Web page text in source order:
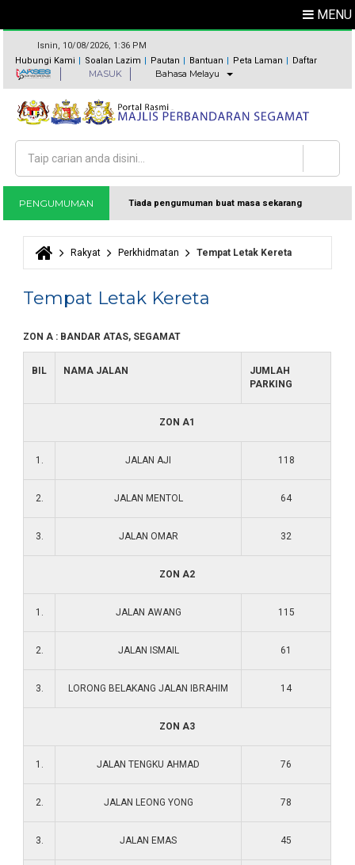
MENU
Isnin, 10/08/2026, 1:36 PM
Hubungi Kami
Soalan Lazim Pautan Bantuan Peta Laman Daftar
MASUK Bahasa Melayu
Borang carian
Carian
PENGUMUMAN Tiada pengumuman buat masa sekarang
Anda di sini
Rakyat Perkhidmatan Tempat Letak Kereta
Tempat Letak Kereta
ZON A : BANDAR ATAS, SEGAMAT
BIL NAMA JALAN
JUMLAH
PARKING
ZON A1
1. JALAN AJI 118
2. JALAN MENTOL 64
3. JALAN OMAR 32
ZON A2
1. JALAN AWANG 115
2. JALAN ISMAIL 61
3. LORONG BELAKANG JALAN IBRAHIM 14
ZON A3
1. JALAN TENGKU AHMAD 76
2. JALAN LEONG YONG 78
3. JALAN EMAS 45